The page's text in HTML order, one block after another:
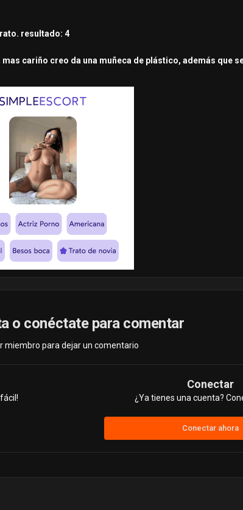
resultado: 4
cariño creo da una muñeca de plástico, además que
o conéctate para comentar
miembro para dejar un comentario
Conectar
¿Ya tienes una cuenta?
Conectar ahora